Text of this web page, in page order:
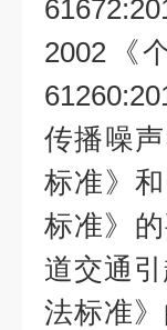
2002《
传播噪
标准》
标准》
道交通
法标准